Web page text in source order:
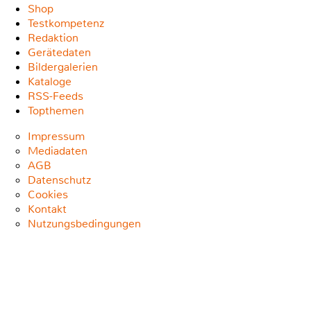
Shop
Testkompetenz
Redaktion
Gerätedaten
Bildergalerien
Kataloge
RSS-Feeds
Topthemen
Impressum
Mediadaten
AGB
Datenschutz
Cookies
Kontakt
Nutzungsbedingungen